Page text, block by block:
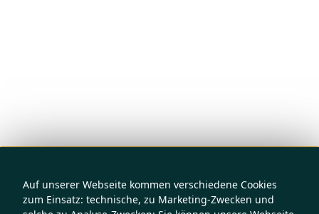
Auf unserer Webseite kommen verschiedene Cookies
zum Einsatz: technische, zu Marketing-Zwecken und